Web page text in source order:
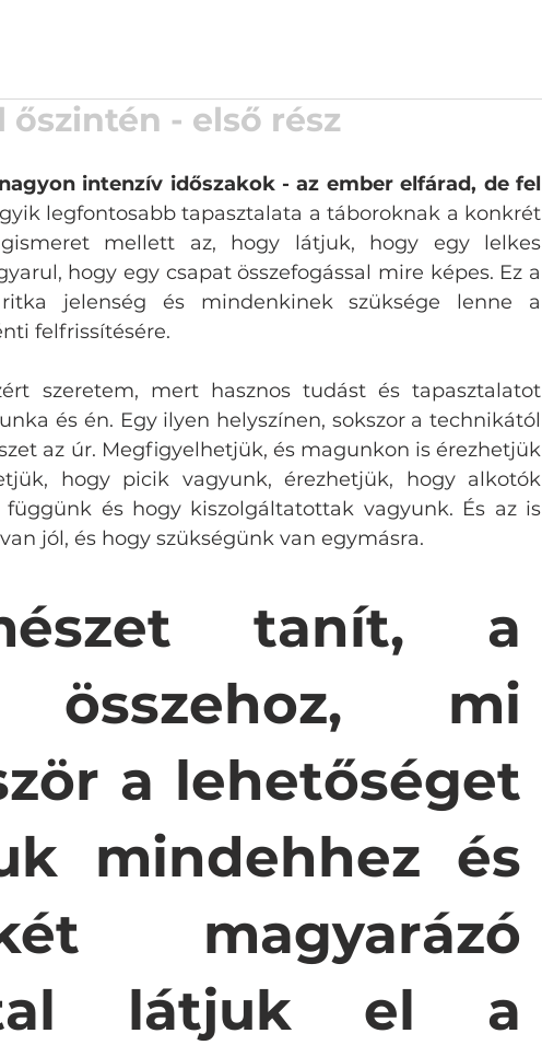
- első rész
intenzív időszakok - az ember elfárad, de fel
legfontosabb tapasztalata a táboroknak a konkrét
mellett az, hogy látjuk, hogy egy lelkes
hogy egy csapat összefogással mire képes. Ez a
jelenség és mindenkinek szüksége lenne a
felfrissítésére.
szeretem, mert hasznos tudást és tapasztalatot
és én. Egy ilyen helyszínen, sokszor a technikától
az úr. Megfigyelhetjük, és magunkon is érezhetjük
hogy picik vagyunk, érezhetjük, hogy alkotók
és hogy kiszolgáltatottak vagyunk. És az is
jól, és hogy szükségünk van egymásra.
tanít, a
összehoz, mi
a lehetőséget
mindehhez és
magyarázó
látjuk el a